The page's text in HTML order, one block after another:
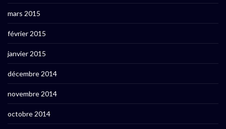
mars 2015
février 2015
janvier 2015
décembre 2014
novembre 2014
octobre 2014